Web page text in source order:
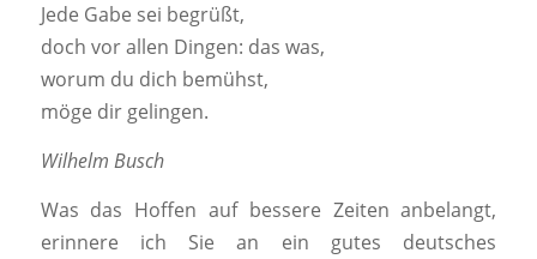
Jede Gabe sei begrüßt,
doch vor allen Dingen: das was,
worum du dich bemühst,
möge dir gelingen.
Wilhelm Busch
Was das Hoffen auf bessere Zeiten anbelangt,
erinnere ich Sie an ein gutes deutsches